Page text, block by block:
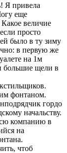
Я привела
еще
величие
просто
было в ту зиму
в первую же
на 1м
большие щели в
фонтаном.
гордо
начальству.
компанию в
на
чтоб